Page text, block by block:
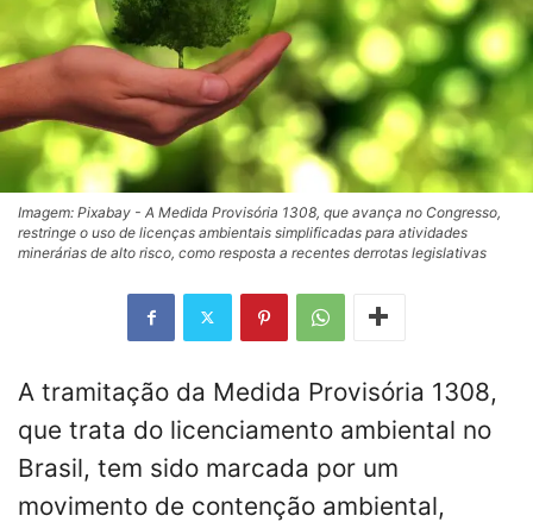
Imagem: Pixabay - A Medida Provisória 1308, que avança no Congresso,
restringe o uso de licenças ambientais simplificadas para atividades
minerárias de alto risco, como resposta a recentes derrotas legislativas
A tramitação da Medida Provisória 1308,
que trata do licenciamento ambiental no
Brasil, tem sido marcada por um
movimento de contenção ambiental,